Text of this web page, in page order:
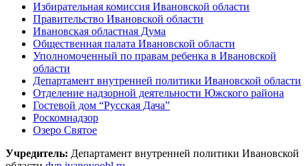
Избирательная комиссия Ивановской области
Правительство Ивановской области
Ивановская областная Дума
Общественная палата Ивановской области
Уполномоченный по правам ребенка в Ивановской
области
Департамент внутренней политики Ивановской области
Отделение надзорной деятельности Южского района
Гостевой дом “Русская Дача”
Роскомнадзор
Озеро Святое
Учредитель: Департамент внутренней политики Ивановской